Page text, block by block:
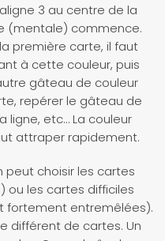
3 au centre de la
(mentale) commence.
première carte, il faut
à cette couleur, puis
gâteau de couleur
repérer le gâteau de
ligne, etc… La couleur
attraper rapidement.
peut choisir les cartes
ou les cartes difficiles
fortement entremêlées).
différent de cartes. Un